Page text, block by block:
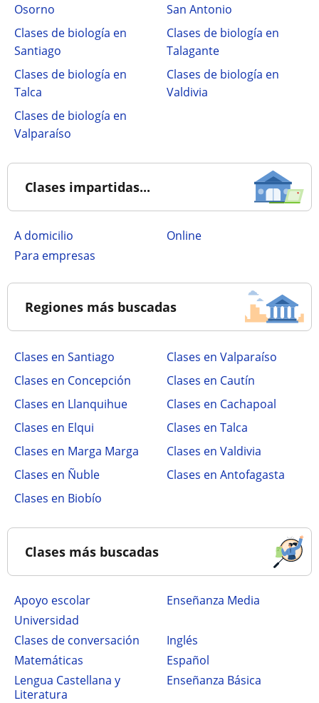
Osorno
San Antonio
Clases de biología en
Santiago
Clases de biología en
Talagante
Clases de biología en
Talca
Clases de biología en
Valdivia
Clases de biología en
Valparaíso
Clases impartidas...
a domicilio
online
para empresas
Regiones más buscadas
Clases en Santiago
Clases en Valparaíso
Clases en Concepción
Clases en Cautín
Clases en Llanquihue
Clases en Cachapoal
Clases en Elqui
Clases en Talca
Clases en Marga Marga
Clases en Valdivia
Clases en Ñuble
Clases en Antofagasta
Clases en Biobío
Clases más buscadas
Apoyo escolar
Enseñanza Media
Universidad
Clases de conversación
Inglés
Matemáticas
Español
Lengua Castellana y
Literatura
Enseñanza Básica